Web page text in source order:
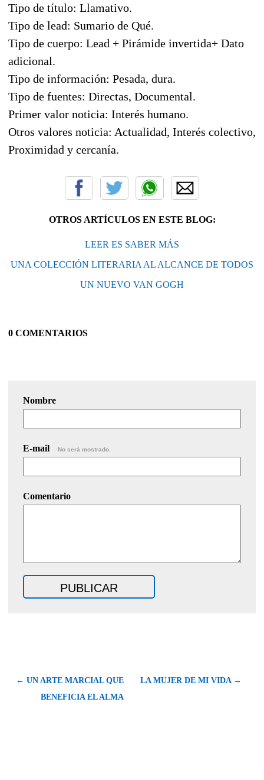
Tipo de título: Llamativo.
Tipo de lead: Sumario de Qué.
Tipo de cuerpo: Lead + Pirámide invertida+ Dato
adicional.
Tipo de información: Pesada, dura.
Tipo de fuentes: Directas, Documental.
Primer valor noticia: Interés humano.
Otros valores noticia: Actualidad, Interés colectivo,
Proximidad y cercanía.
OTROS ARTÍCULOS EN ESTE BLOG:
LEER ES SABER MÁS
UNA COLECCIÓN LITERARIA AL ALCANCE DE TODOS
UN NUEVO VAN GOGH
0 COMENTARIOS
Nombre
E-mail No será mostrado.
Comentario
← UN ARTE MARCIAL QUE
BENEFICIA EL ALMA
LA MUJER DE MI VIDA →